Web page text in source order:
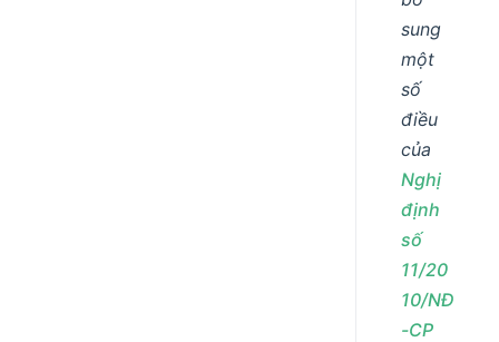
sung
một
số
điều
của
Nghị
định
số
11/20
10/NĐ
-CP